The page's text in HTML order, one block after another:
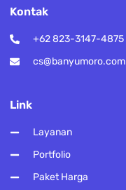
Kontak
+62 823-3147-4875
cs@banyumoro.com
Link
Layanan
Portfolio
Paket Harga